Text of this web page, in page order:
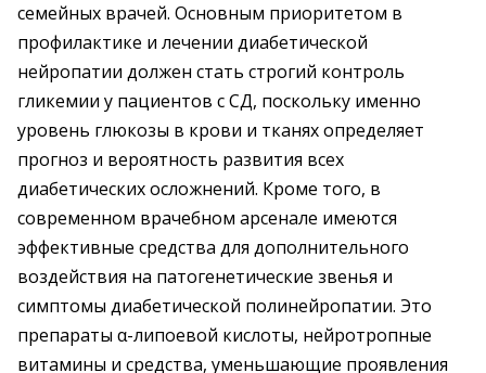
семейных врачей. Основным приоритетом в
профилактике и лечении диабетической
нейропатии должен стать строгий контроль
гликемии у пациентов с СД, поскольку именно
уровень глюкозы в крови и тканях определяет
прогноз и вероятность развития всех
диабетических осложнений. Кроме того, в
современном врачебном арсенале имеются
эффективные средства для дополнительного
воздействия на патогенетические звенья и
симптомы диабетической полинейропатии. Это
препараты α-липоевой кислоты, нейротропные
витамины и средства, уменьшающие проявления